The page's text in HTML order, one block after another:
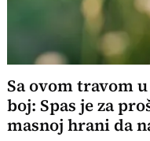
Sa ovom travom
boj: Spas je za
masnoj hrani da